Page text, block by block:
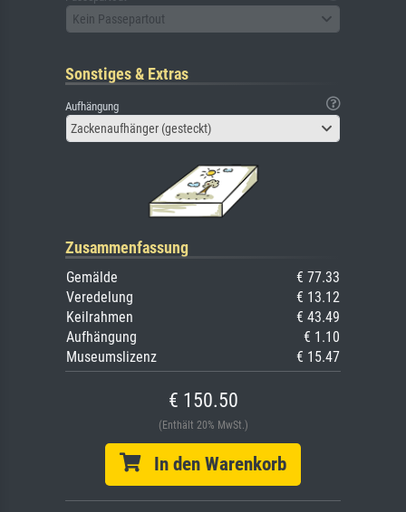
Kein Passepartout
Sonstiges & Extras
Aufhängung
Zackenaufhänger (gesteckt)
Zusammenfassung
Gemälde
€ 77.33
Veredelung
€ 13.12
Keilrahmen
€ 43.49
Aufhängung
€ 1.10
Museumslizenz
€ 15.47
€ 150.50
(Enthält 20% MwSt.)
In den Warenkorb